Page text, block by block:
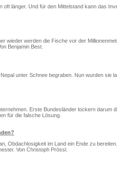
länger. Und für den Mittelstand kann das
wieder werden die Fische vor der
Benjamin Best.
unter Schnee begraben. Nun wurden sie
Erste Bundesländer lockern darum
für die falsche Lösung.
Obdachlosigkeit im Land ein Ende zu
Von Christoph Prössl.